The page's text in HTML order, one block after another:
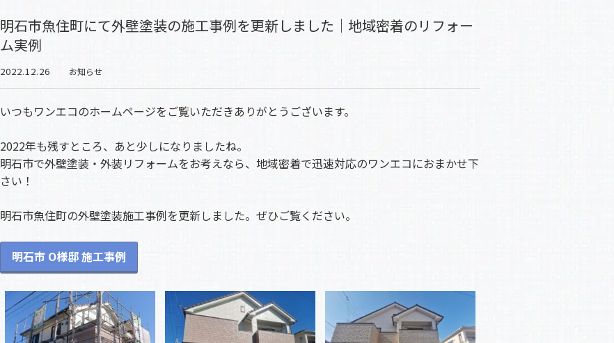
明石市魚住町にて外壁塗装の施工事例を更新しました｜地域密着のリフォー
ム実例
2022.12.26 お知らせ
いつもワンエコのホームページをご覧いただきありがとうございます。
2022年も残すところ、あと少しになりましたね。
明石市で外壁塗装・外装リフォームをお考えなら、地域密着で迅速対応のワンエコにおまかせ下
さい！
明石市魚住町の外壁塗装施工事例を更新しました。ぜひご覧ください。
明石市 O様邸 施工事例